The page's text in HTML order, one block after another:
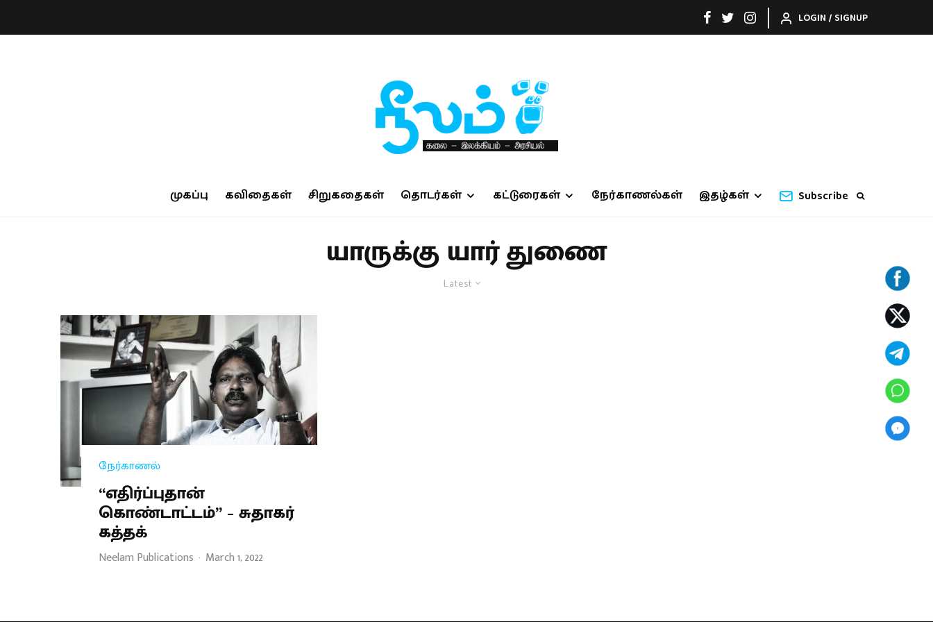
LOGIN / SIGNUP
முகப்பு கவிதைகள் சிறுகதைகள் தொடர்கள் கட்டுரைகள் நேர்காணல்கள் இதழ்கள் Subscribe
யாருக்கு யார் துணை
Latest
நேர்காணல்
“எதிர்ப்புதான்
கொண்டாட்டம்” – சுதாகர்
கத்தக்
Neelam Publications · March 1, 2022